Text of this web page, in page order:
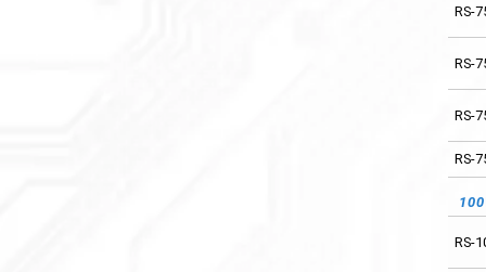
RS-
RS-
RS-
RS-
RS-
RS-
RS-
RS-
RS-